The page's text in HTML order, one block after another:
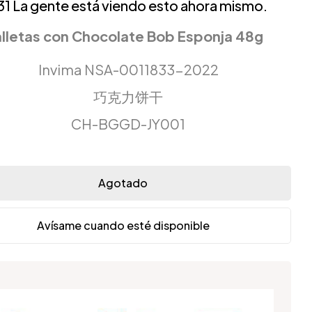
La gente está viendo esto ahora mismo.
con Chocolate Bob Esponja 48g
Invima NSA-0011833-2022
巧克力饼干
CH-BGGD-JY001
Agotado
Avísame cuando esté disponible